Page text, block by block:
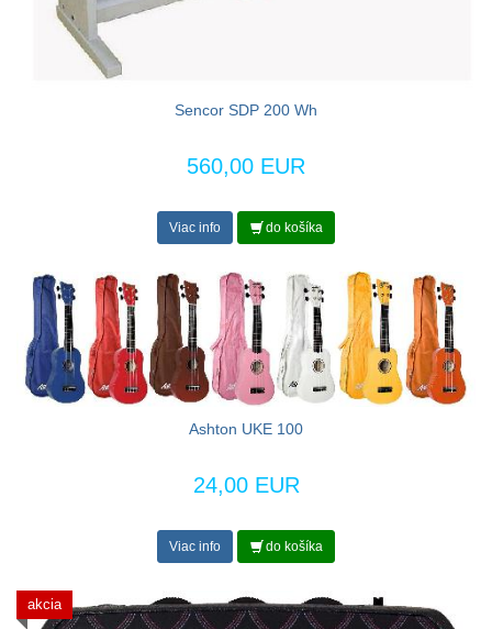
Sencor SDP 200 Wh
560,00 EUR
Viac info do košíka
Ashton UKE 100
24,00 EUR
Viac info do košíka
akcia